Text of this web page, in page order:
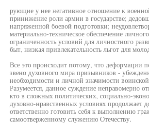
рующие у нее негативное отношение к
принижение роли армии в государстве;
напряженной боевой подготовки;
материально-техническое обеспечение
ограниченность условий для личностного
быт, низкая привлекательность льгот для
Все это происходит потому, что деформации
звено духовного мира призывников -
необходимости и личной значимости
Разумеется, данное суждение неправомерно
кто в сложных политических, социально-
духовно-нравственных условиях продолжает
ответственно готовить себя к выполнению
самоотверженному служению Отечеству.